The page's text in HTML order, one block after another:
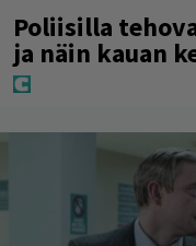
Poliisilla
ja näin kauan